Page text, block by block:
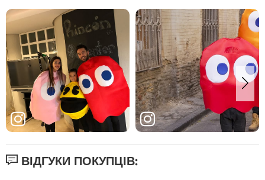
ВІДГУКИ ПОКУПЦІВ: